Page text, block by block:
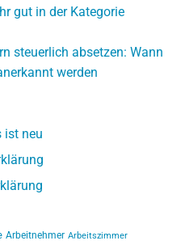
gut in der Kategorie
steuerlich absetzen: Wann
werden
ist neu
Arbeitnehmer Arbeitszimmer